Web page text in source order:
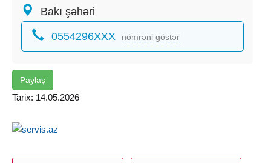
Bakı şəhəri
0554296XXX nömrəni göstər
Paylaş
Tarix: 14.05.2026